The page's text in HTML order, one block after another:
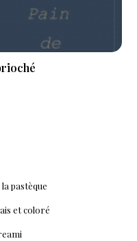
pastèque
et coloré